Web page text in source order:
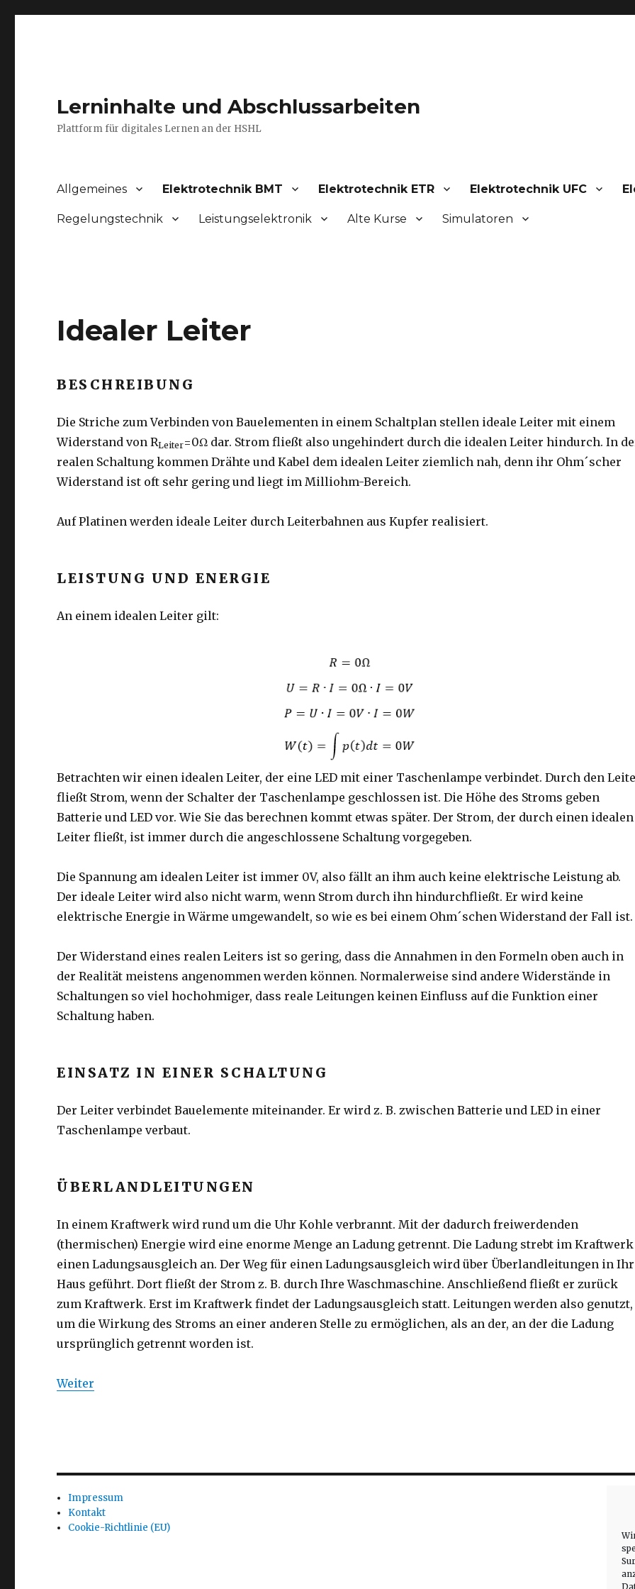
Lerninhalte und Abschlussarbeiten
Plattform für digitales Lernen an der HSHL
Allgemeines Elektrotechnik BMT Elektrotechnik ETR Elektrotechnik UFC
Regelungstechnik Leistungselektronik Alte Kurse Simulatoren
Idealer Leiter
BESCHREIBUNG
Die Striche zum Verbinden von Bauelementen in einem Schaltplan stellen ideale Leiter mit einem
Widerstand von RLeiter=0Ω dar. Strom fließt also ungehindert durch die idealen Leiter hindurch. In
realen Schaltung kommen Drähte und Kabel dem idealen Leiter ziemlich nah, denn ihr Ohm´scher
Widerstand ist oft sehr gering und liegt im Milliohm-Bereich.
Auf Platinen werden ideale Leiter durch Leiterbahnen aus Kupfer realisiert.
LEISTUNG UND ENERGIE
An einem idealen Leiter gilt:
Betrachten wir einen idealen Leiter, der eine LED mit einer Taschenlampe verbindet. Durch den
fließt Strom, wenn der Schalter der Taschenlampe geschlossen ist. Die Höhe des Stroms geben
Batterie und LED vor. Wie Sie das berechnen kommt etwas später. Der Strom, der durch einen idealen
Leiter fließt, ist immer durch die angeschlossene Schaltung vorgegeben.
Die Spannung am idealen Leiter ist immer 0V, also fällt an ihm auch keine elektrische Leistung ab.
Der ideale Leiter wird also nicht warm, wenn Strom durch ihn hindurchfließt. Er wird keine
elektrische Energie in Wärme umgewandelt, so wie es bei einem Ohm´schen Widerstand der Fall ist.
Der Widerstand eines realen Leiters ist so gering, dass die Annahmen in den Formeln oben auch in
der Realität meistens angenommen werden können. Normalerweise sind andere Widerstände in
Schaltungen so viel hochohmiger, dass reale Leitungen keinen Einfluss auf die Funktion einer
Schaltung haben.
EINSATZ IN EINER SCHALTUNG
Der Leiter verbindet Bauelemente miteinander. Er wird z. B. zwischen Batterie und LED in einer
Taschenlampe verbaut.
ÜBERLANDLEITUNGEN
In einem Kraftwerk wird rund um die Uhr Kohle verbrannt. Mit der dadurch freiwerdenden
(thermischen) Energie wird eine enorme Menge an Ladung getrennt. Die Ladung strebt im Kraftwerk
einen Ladungsausgleich an. Der Weg für einen Ladungsausgleich wird über Überlandleitungen in Ihr
Haus geführt. Dort fließt der Strom z. B. durch Ihre Waschmaschine. Anschließend fließt er zurück
zum Kraftwerk. Erst im Kraftwerk findet der Ladungsausgleich statt. Leitungen werden also genutzt,
um die Wirkung des Stroms an einer anderen Stelle zu ermöglichen, als an der, an der die Ladung
ursprünglich getrennt worden ist.
Weiter
Impressum
Kontakt
Cookie-Richtlinie (EU)